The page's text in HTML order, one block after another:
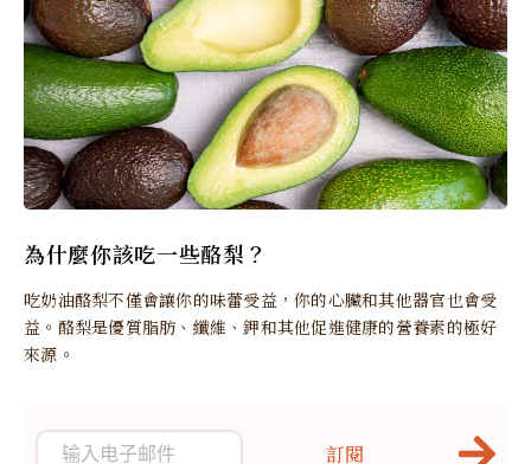
為什麼你該吃一些酪梨？
吃奶油酪梨不僅會讓你的味蕾受益，你的心臟和其他器官也會受
益。酪梨是優質脂肪、纖維、鉀和其他促進健康的營養素的極好
來源。
訂閱